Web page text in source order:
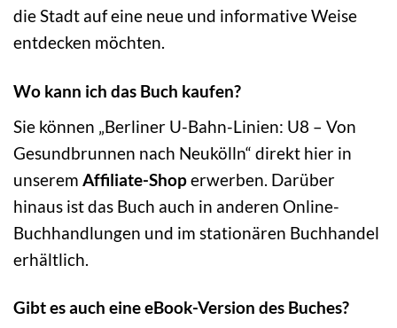
die Stadt auf eine neue und informative Weise
entdecken möchten.
Wo kann ich das Buch kaufen?
Sie können „Berliner U-Bahn-Linien: U8 – Von
Gesundbrunnen nach Neukölln“ direkt hier in
unserem Affiliate-Shoperwerben. Darüber
hinaus ist das Buch auch in anderen Online-
Buchhandlungen und im stationären Buchhandel
erhältlich.
Gibt es auch eine eBook-Version des Buches?